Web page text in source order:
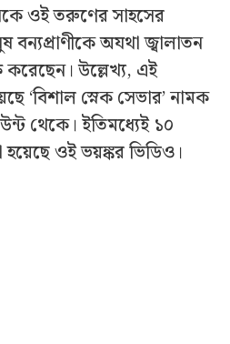
ওই তরুণের সাহসের
অযথা জ্বালাতন
উল্লেখ্য, এই
‘বিশাল স্নেক সেভার’ নামক
থেকে। ইতিমধ্যেই ১০
হয়েছে ওই ভয়ঙ্কর ভিডিও।